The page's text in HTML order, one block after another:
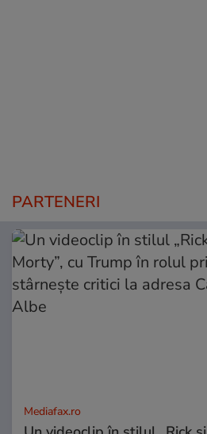
PARTENERI
Mediafax.ro